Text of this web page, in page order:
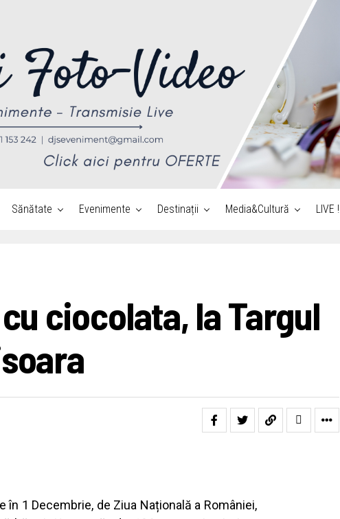
Sănătate Evenimente Destinații Media&Cultură LIVE !
ciocolata, la Targul
1 Decembrie, de Ziua Națională a României,